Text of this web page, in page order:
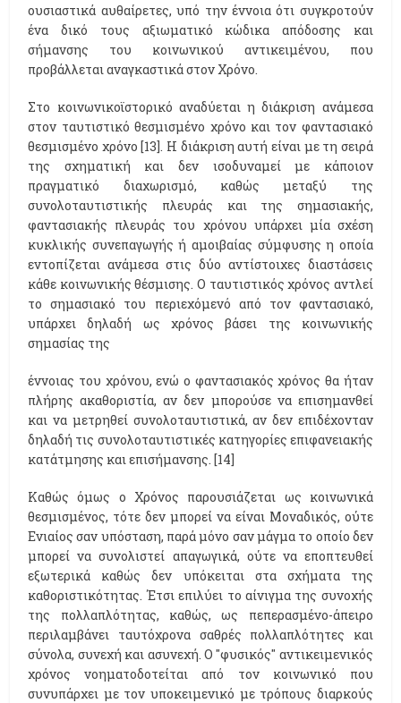
ουσιαστικά αυθαίρετες, υπό την έννοια ότι συγκροτούν
ένα δικό τους αξιωματικό κώδικα απόδοσης και
σήμανσης του κοινωνικού αντικειμένου, που
προβάλλεται αναγκαστικά στον Χρόνο.
Στο κοινωνικοϊστορικό αναδύεται η διάκριση ανάμεσα
στον ταυτιστικό θεσμισμένο χρόνο και τον φαντασιακό
θεσμισμένο χρόνο [13]. Η διάκριση αυτή είναι με τη σειρά
της σχηματική και δεν ισοδυναμεί με κάποιον
πραγματικό διαχωρισμό, καθώς μεταξύ της
συνολοταυτιστικής πλευράς και της σημασιακής,
φαντασιακής πλευράς του χρόνου υπάρχει μία σχέση
κυκλικής συνεπαγωγής ή αμοιβαίας σύμφυσης η οποία
εντοπίζεται ανάμεσα στις δύο αντίστοιχες διαστάσεις
κάθε κοινωνικής θέσμισης. Ο ταυτιστικός χρόνος αντλεί
το σημασιακό του περιεχόμενό από τον φαντασιακό,
υπάρχει δηλαδή ως χρόνος βάσει της κοινωνικής
σημασίας της
έννοιας του χρόνου, ενώ ο φαντασιακός χρόνος θα ήταν
πλήρης ακαθοριστία, αν δεν μπορούσε να επισημανθεί
και να μετρηθεί συνολοταυτιστικά, αν δεν επιδέχονταν
δηλαδή τις συνολοταυτιστικές κατηγορίες επιφανειακής
κατάτμησης και επισήμανσης. [14]
Καθώς όμως ο Χρόνος παρουσιάζεται ως κοινωνικά
θεσμισμένος, τότε δεν μπορεί να είναι Μοναδικός, ούτε
Ενιαίος σαν υπόσταση, παρά μόνο σαν μάγμα το οποίο δεν
μπορεί να συνολιστεί απαγωγικά, ούτε να εποπτευθεί
εξωτερικά καθώς δεν υπόκειται στα σχήματα της
καθοριστικότητας. Έτσι επιλύει το αίνιγμα της συνοχής
της πολλαπλότητας, καθώς, ως πεπερασμένο-άπειρο
περιλαμβάνει ταυτόχρονα σαθρές πολλαπλότητες και
σύνολα, συνεχή και ασυνεχή. Ο "φυσικός" αντικειμενικός
χρόνος νοηματοδοτείται από τον κοινωνικό που
συνυπάρχει με τον υποκειμενικό με τρόπους διαρκούς